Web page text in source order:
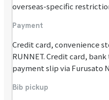
overseas-specific
Payment
Credit card, convenience
RUNNET. Credit card,
payment slip via Furusato
Bib pickup